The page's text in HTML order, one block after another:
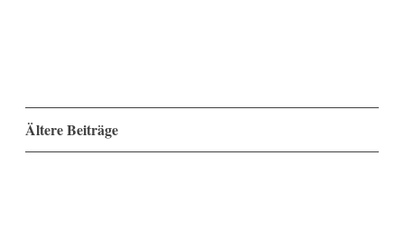
Beitragsnavigation
Ältere Beiträge